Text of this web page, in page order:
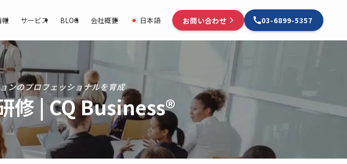
サービス BLOG 会社概要 日本語 お問い合わせ 03-6899-5357
修 | CQ Business®
ンのプロフェッショナルを育成